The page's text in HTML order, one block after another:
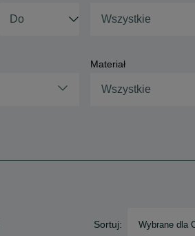
Wszystkie
Materiał
Wszystkie
Sortuj: Wybrane dla